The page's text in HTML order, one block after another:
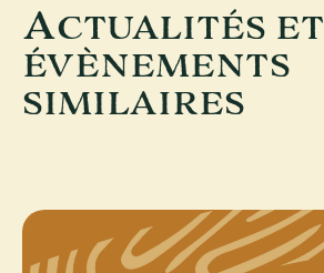
ACTUALITÉS ET
ÉVÈNEMENTS
SIMILAIRES